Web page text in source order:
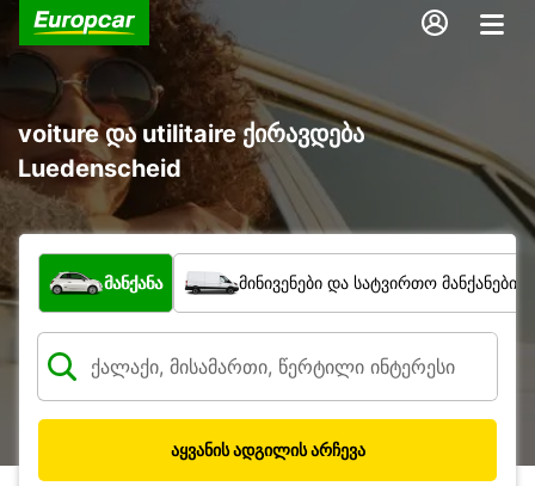
voiture და utilitaire ქირავდება
Luedenscheid
რა ტიპის ავტომობილი?
მანქანა მინივენები და სატვირთო მანქანები
აყვანის ადგილის არჩევა